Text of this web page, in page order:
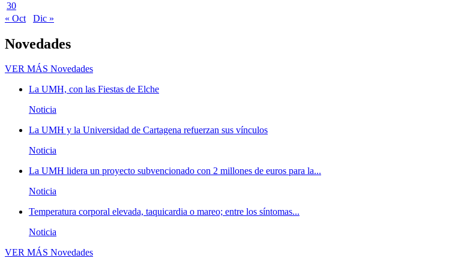
30
« Oct
Dic »
Novedades
VER MÁS Novedades
La UMH, con las Fiestas de Elche
Noticia
La UMH y la Universidad de Cartagena refuerzan sus vínculos
Noticia
La UMH lidera un proyecto subvencionado con 2 millones de euros para la...
Noticia
Temperatura corporal elevada, taquicardia o mareo; entre los síntomas...
Noticia
VER MÁS Novedades